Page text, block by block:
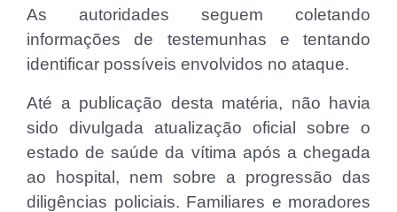
As autoridades seguem coletando
informações de testemunhas e tentando
identificar possíveis envolvidos no ataque.
Até a publicação desta matéria, não havia
sido divulgada atualização oficial sobre o
estado de saúde da vítima após a chegada
ao hospital, nem sobre a progressão das
diligências policiais. Familiares e moradores